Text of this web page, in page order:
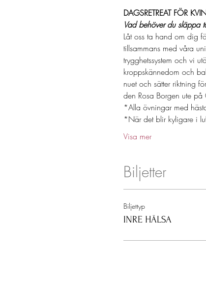
DAGSRETREAT FÖR
Vad behöver du släppa
Låt oss ta hand om dig
tillsammans med våra
trygghetssystem och vi
kroppskännedom och
nuet och sätter riktning
den Rosa Borgen ute på
*Alla övningar med
*När det blir kyligare i
Visa mer
Biljetter
Biljettyp
INRE HÄLSA